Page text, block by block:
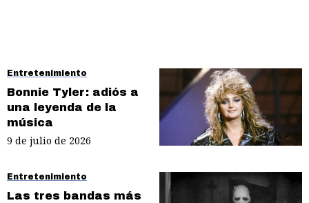
Entretenimiento
Bonnie Tyler: adiós a
una leyenda de la
música
9 de julio de 2026
Entretenimiento
Las tres bandas más